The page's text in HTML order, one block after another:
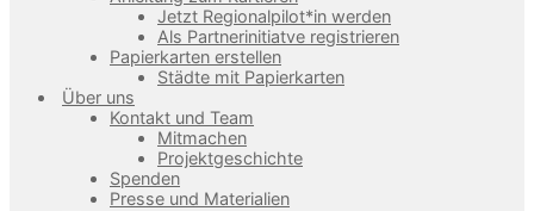
Jetzt Regionalpilot*in werden
Als Partnerinitiatve registrieren
Papierkarten erstellen
Städte mit Papierkarten
Über uns
Kontakt und Team
Mitmachen
Projektgeschichte
Spenden
Presse und Materialien